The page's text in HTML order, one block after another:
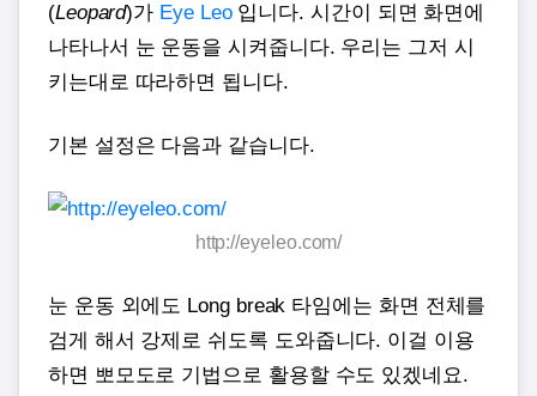
(Leopard)가 Eye Leo입니다. 시간이 되면 화면에
나타나서 눈 운동을 시켜줍니다. 우리는 그저 시
키는대로 따라하면 됩니다.
기본 설정은 다음과 같습니다.
http://eyeleo.com/
눈 운동 외에도 Long break 타임에는 화면 전체를
검게 해서 강제로 쉬도록 도와줍니다. 이걸 이용
하면 뽀모도로 기법으로 활용할 수도 있겠네요.